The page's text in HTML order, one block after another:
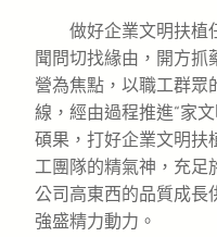
做好企業文明扶植
聞問切找緣由，開方抓
營為焦點，以職工群眾
線，經由過程推進“家
碩果，打好企業文明扶
工團隊的精氣神，充足
公司高東西的品質成長
強盛精力動力。